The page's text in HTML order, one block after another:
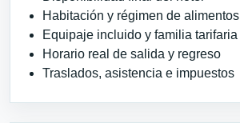
Habitación y régimen de alimentos
Equipaje incluido y familia tarifaria
Horario real de salida y regreso
Traslados, asistencia e impuestos